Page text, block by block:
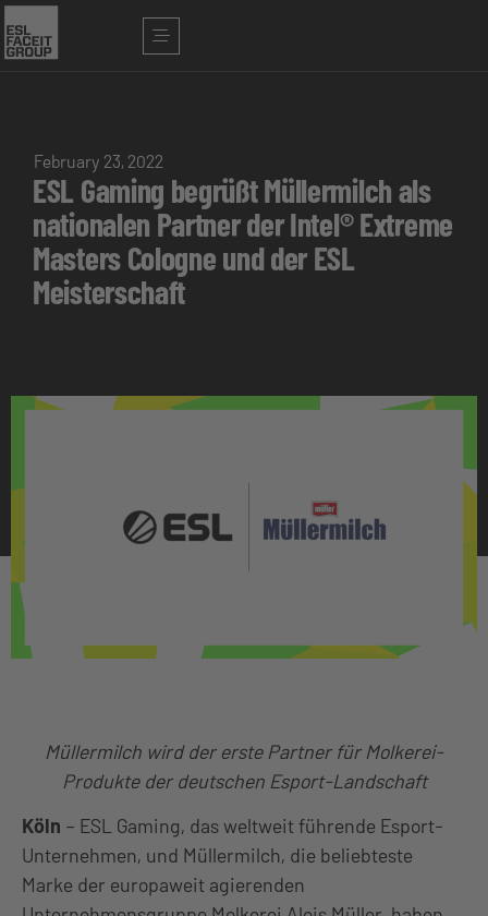
February 23, 2022
ESL Gaming begrüßt Müllermilch als
nationalen Partner der Intel® Extreme
Masters Cologne und der ESL
Meisterschaft
Müllermilch wird der erste Partner für Molkerei-
Produkte der deutschen Esport-Landschaft
Köln – ESL Gaming, das weltweit führende Esport-
Unternehmen, und Müllermilch, die beliebteste
Marke der europaweit agierenden